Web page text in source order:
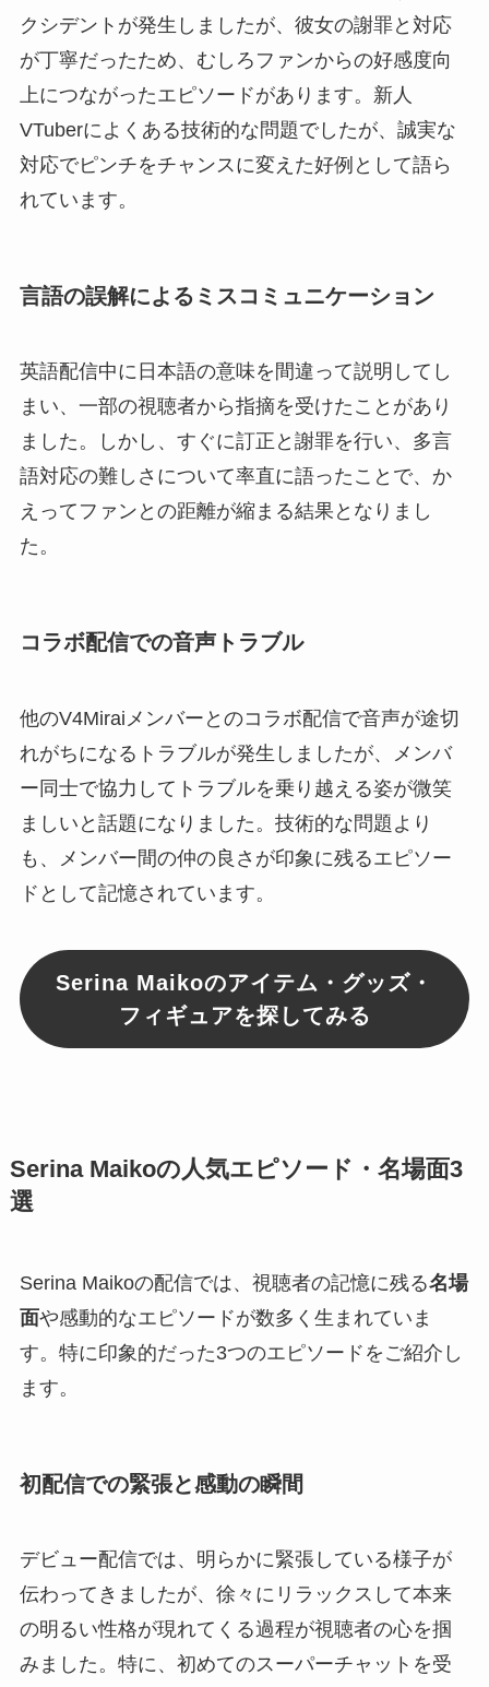
クシデントが発生しましたが、彼女の謝罪と対応
が丁寧だったため、むしろファンからの好感度向
上につながったエピソードがあります。新人
VTuberによくある技術的な問題でしたが、誠実な
対応でピンチをチャンスに変えた好例として語ら
れています。
言語の誤解によるミスコミュニケーション
英語配信中に日本語の意味を間違って説明してし
まい、一部の視聴者から指摘を受けたことがあり
ました。しかし、すぐに訂正と謝罪を行い、多言
語対応の難しさについて率直に語ったことで、か
えってファンとの距離が縮まる結果となりまし
た。
コラボ配信での音声トラブル
他のV4Miraiメンバーとのコラボ配信で音声が途切
れがちになるトラブルが発生しましたが、メンバ
ー同士で協力してトラブルを乗り越える姿が微笑
ましいと話題になりました。技術的な問題より
も、メンバー間の仲の良さが印象に残るエピソー
ドとして記憶されています。
Serina Maikoのアイテム・グッズ・
フィギュアを探してみる
Serina Maikoの人気エピソード・名場面3
選
Serina Maikoの配信では、視聴者の記憶に残る名場
面や感動的なエピソードが数多く生まれていま
す。特に印象的だった3つのエピソードをご紹介し
ます。
初配信での緊張と感動の瞬間
デビュー配信では、明らかに緊張している様子が
伝わってきましたが、徐々にリラックスして本来
の明るい性格が現れてくる過程が視聴者の心を掴
みました。特に、初めてのスーパーチャットを受